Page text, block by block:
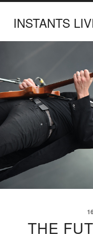
INSTANTS
THE